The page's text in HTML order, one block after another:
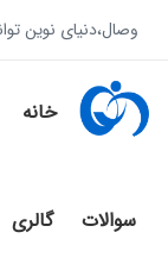
وصال،دنیای نوین
خانه
سوالات گالری